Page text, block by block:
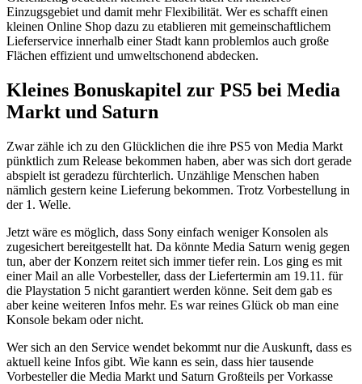
Einzugsgebiet und damit mehr Flexibilität. Wer es schafft einen
kleinen Online Shop dazu zu etablieren mit gemeinschaftlichem
Lieferservice innerhalb einer Stadt kann problemlos auch große
Flächen effizient und umweltschonend abdecken.
Kleines Bonuskapitel zur PS5 bei Media
Markt und Saturn
Zwar zähle ich zu den Glücklichen die ihre PS5 von Media Markt
pünktlich zum Release bekommen haben, aber was sich dort gerade
abspielt ist geradezu fürchterlich. Unzählige Menschen haben
nämlich gestern keine Lieferung bekommen. Trotz Vorbestellung in
der 1. Welle.
Jetzt wäre es möglich, dass Sony einfach weniger Konsolen als
zugesichert bereitgestellt hat. Da könnte Media Saturn wenig gegen
tun, aber der Konzern reitet sich immer tiefer rein. Los ging es mit
einer Mail an alle Vorbesteller, dass der Liefertermin am 19.11. für
die Playstation 5 nicht garantiert werden könne. Seit dem gab es
aber keine weiteren Infos mehr. Es war reines Glück ob man eine
Konsole bekam oder nicht.
Wer sich an den Service wendet bekommt nur die Auskunft, dass es
aktuell keine Infos gibt. Wie kann es sein, dass hier tausende
Vorbesteller die Media Markt und Saturn Großteils per Vorkasse